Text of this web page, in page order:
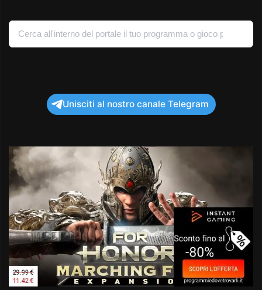
Unisciti al nostro canale Telegram